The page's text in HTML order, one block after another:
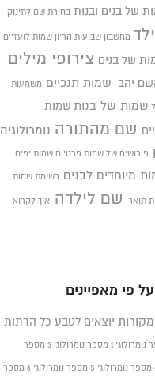
של בנים ובנות בחירת שם לתינוק
מחשבון שבועות הריון שמות לועזיים
של בנים צירופי מילים
יהב שמות תנכיים משמעות
שמות של בנות שמות
שם מהתורה נומרולוגיה
פירושים של שמות פרטיים שמות יפים
מיוחדים לבנים רשימת שמות
תואר שם לילדה איך לקרוא
פי מאפיינים
יוצאים לטבע כל הדתות
נומרולוגי 1 מספר נומרולוגי 3 מספר
מספר נומרולוגי 5 מספר נומרולוגי 6 מספר